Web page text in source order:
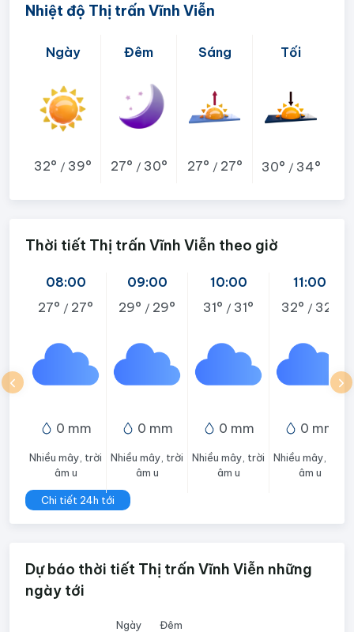
Nhiệt độ Thị trấn Vĩnh Viễn
Ngày
32° / 39°
Đêm
27° / 30°
Sáng
27° / 27°
Tối
30° / 34°
Thời tiết Thị trấn Vĩnh Viễn theo giờ
08:00
27° / 27°
0 mm
Nhiều mây, trời
âm u
09:00
29° / 29°
0 mm
Nhiều mây, trời
âm u
10:00
31° / 31°
0 mm
Nhiều mây, trời
âm u
11:00
32° / 32°
0 mm
Nhiều mây, trời
âm u
Chi tiết 24h tới
Dự báo thời tiết Thị trấn Vĩnh Viễn những
ngày tới
Ngày Đêm